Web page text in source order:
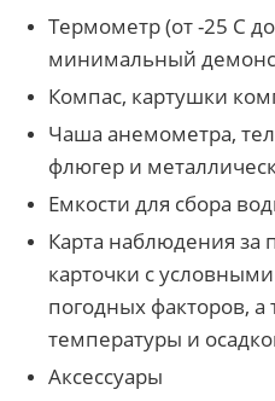
Термометр (от -25 С
минимальный
Компас, картушки
Чаша анемометра,
флюгер и
Емкости для сбора
Карта наблюдения за
карточки с
погодных факторов, а
температуры и
Аксессуары